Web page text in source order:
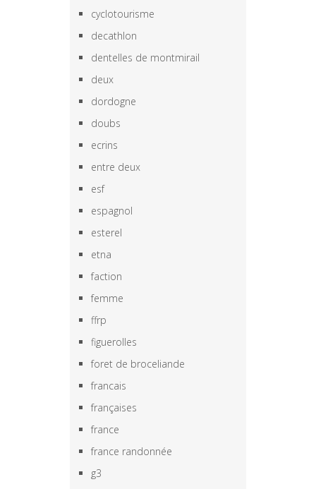
cyclotourisme
decathlon
dentelles de montmirail
deux
dordogne
doubs
ecrins
entre deux
esf
espagnol
esterel
etna
faction
femme
ffrp
figuerolles
foret de broceliande
francais
françaises
france
france randonnée
g3